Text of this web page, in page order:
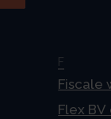
F
Fiscale
Flex